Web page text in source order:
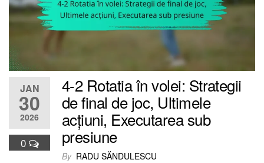
JAN
30
2026
0
4-2 Rotatia în volei: Strategii
de final de joc, Ultimele
acțiuni, Executarea sub
presiune
By RADU SĂNDULESCU